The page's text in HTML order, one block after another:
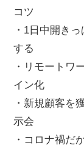
コツ
・1日中開き
する
・リモートワ
イン化
・新規顧客を
示会
・コロナ禍だ